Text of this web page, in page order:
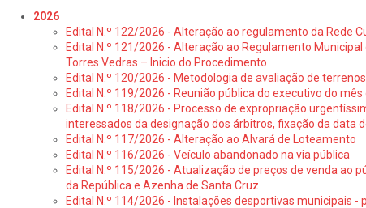
2026
Edital N.º 122/2026 - Alteração ao regulamento da Rede
Edital N.º 121/2026 - Alteração ao Regulamento
Torres Vedras – Inicio do Procedimento
Edital N.º 120/2026 - Metodologia de avaliação de
Edital N.º 119/2026 - Reunião pública do executivo do mês
Edital N.º 118/2026 - Processo de expropriação
interessados da designação dos árbitros, fixação da data
Edital N.º 117/2026 - Alteração ao Alvará de Loteamento
Edital N.º 116/2026 - Veículo abandonado na via pública
Edital N.º 115/2026 - Atualização de preços de venda ao
da República e Azenha de Santa Cruz
Edital N.º 114/2026 - Instalações desportivas municipais -